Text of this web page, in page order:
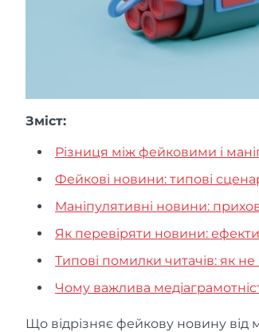
Зміст:
Різниця між фейковими і
Фейкові новини: типові
Маніпулятивні новини:
Як перевіряти новини:
Типові помилки читачів: як
Чому важлива
Що відрізняє фейкову новину від